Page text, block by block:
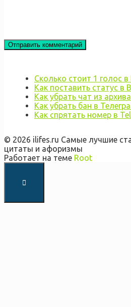
Сколько стоит 1 голос в
Как поставить статус в
Как убрать чат из
Как убрать бан в
Как спрятать номер в
© 2026 ilifes.ru Самые лучшие
цитаты и афоризмы
Работает на теме Root